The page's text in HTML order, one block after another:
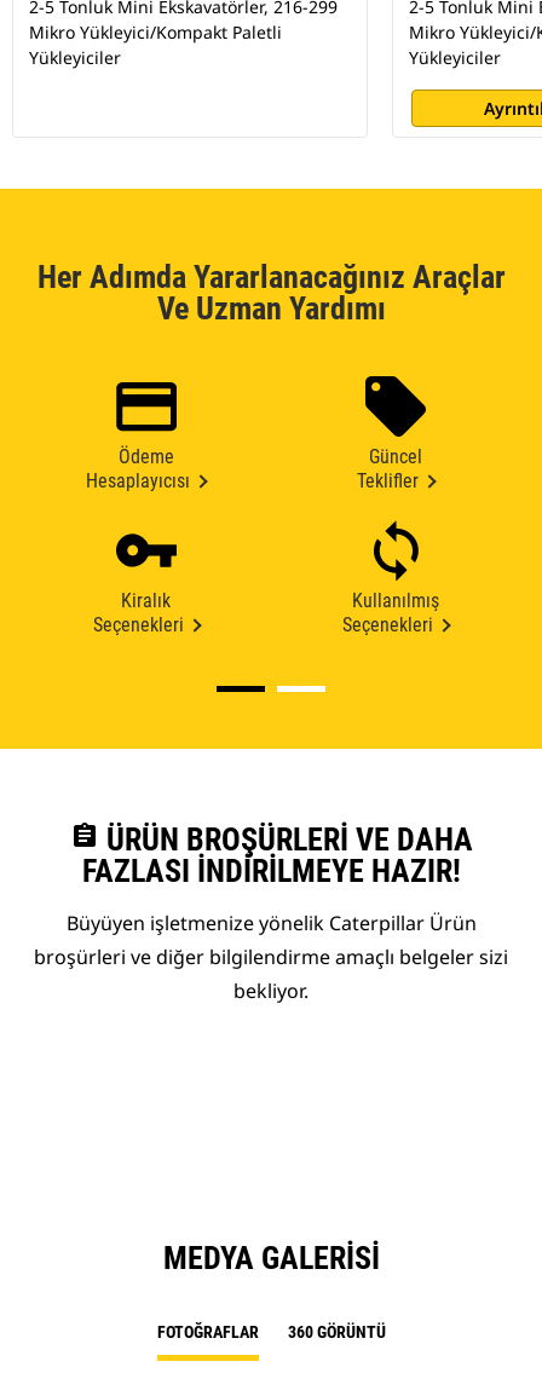
2-5 Tonluk Mini Ekskavatörler, 216-299
Mikro Yükleyici/Kompakt Paletli
Yükleyiciler
2-5 Tonluk Mini
Mikro
Yükleyiciler
Her Adımda Yararlanacağınız Araçlar
Ve Uzman Yardımı
Ödeme
Hesaplayıcısı
Güncel
Teklifler
Kiralık
Seçenekleri
Kullanılmış
Seçenekleri
assignment ÜRÜN BROŞÜRLERI VE DAHA
FAZLASI İNDIRILMEYE HAZIR!
Büyüyen işletmenize yönelik Caterpillar Ürün
broşürleri ve diğer bilgilendirme amaçlı belgeler sizi
bekliyor.
MEDYA GALERISI
FOTOĞRAFLAR 360 GÖRÜNTÜ